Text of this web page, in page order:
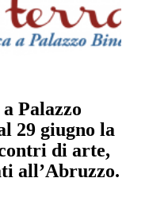
Palazzo
29 giugno la
di arte,
all’Abruzzo.